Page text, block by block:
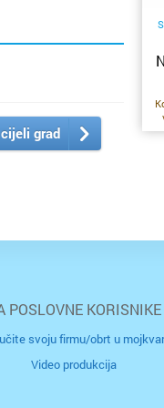
grad
POSLOVNE KORISNIKE
svoju firmu/obrt u
Video produkcija